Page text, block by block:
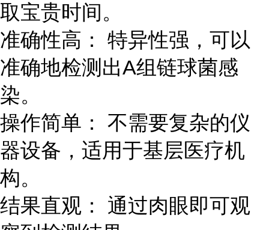
取宝贵时间。
准确性高： 特异性强，可以
准确地检测出A组链球菌感
染。
操作简单： 不需要复杂的仪
器设备，适用于基层医疗机
构。
结果直观： 通过肉眼即可观